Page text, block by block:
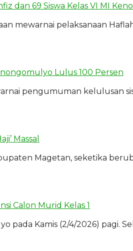
dan 69 Siswa Kelas VI MI
mewarnai pelaksanaan
Lulus 100 Persen
pengumuman kelulusan
Massal
Magetan, seketika
Calon Murid Kelas 1
pada Kamis (2/4/2026) pagi.